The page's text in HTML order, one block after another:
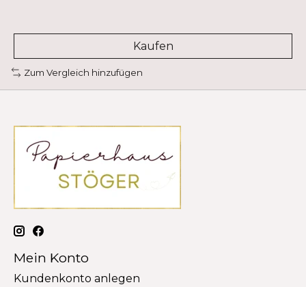
Kaufen
Zum Vergleich hinzufügen
Mein Konto
Kundenkonto anlegen